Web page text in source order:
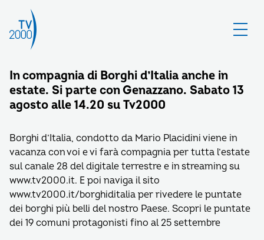
In compagnia di Borghi d’Italia anche in
estate. Si parte con Genazzano. Sabato 13
agosto alle 14.20 su Tv2000
Borghi d’Italia, condotto da Mario Placidini viene in
vacanza con voi e vi farà compagnia per tutta l’estate
sul canale 28 del digitale terrestre e in streaming su
www.tv2000.it. E poi naviga il sito
www.tv2000.it/borghiditalia per rivedere le puntate
dei borghi più belli del nostro Paese. Scopri le puntate
dei 19 comuni protagonisti fino al 25 settembre